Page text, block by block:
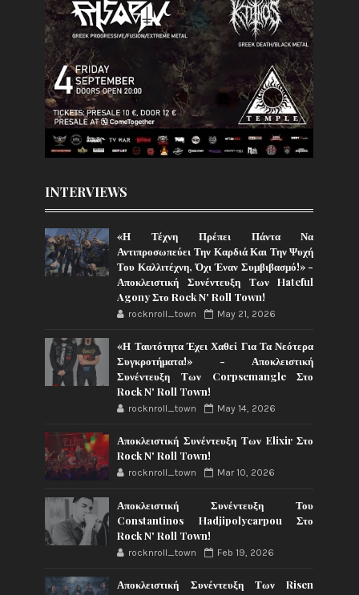
INTERVIEWS
«Η Τέχνη Πρέπει Πάντα Να
Αντιπροσωπεύει Την Καρδιά Και Την Ψυχή
Του Καλλιτέχνη, Όχι Έναν Συμβιβασμό!» -
Αποκλειστική Συνέντευξη Των Hateful
Agony Στο Rock N' Roll Town!
rocknroll_town May 21, 2026
«Η Ταυτότητα Έχει Χαθεί Για Τα Νεότερα
Συγκροτήματα!» - Αποκλειστική
Συνέντευξη Των Corpsemangle Στο
Rock N' Roll Town!
rocknroll_town May 14, 2026
Αποκλειστική Συνέντευξη Των Elixir Στο
Rock N' Roll Town!
rocknroll_town Mar 10, 2026
Αποκλειστική Συνέντευξη Του
Constantinos Hadjipolycarpou Στο
Rock N' Roll Town!
rocknroll_town Feb 19, 2026
Αποκλειστική Συνέντευξη Των Risen